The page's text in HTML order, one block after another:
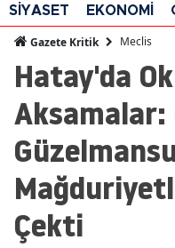
SİYASET EKONOMİ
Gazete Kritik Meclis
Hatay'da
Aksamalar:
Çekti